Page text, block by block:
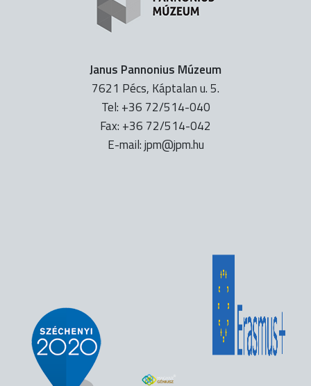
Janus Pannonius Múzeum
7621 Pécs, Káptalan u. 5.
Tel: +36 72/514-040
Fax: +36 72/514-042
E-mail:uh.mpj@mpj